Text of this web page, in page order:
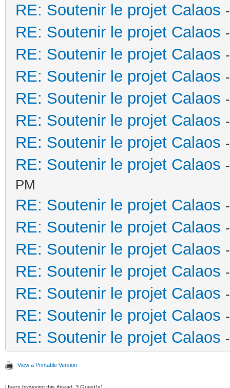
RE: Soutenir le projet Calaos
RE: Soutenir le projet Calaos
RE: Soutenir le projet Calaos
RE: Soutenir le projet Calaos
RE: Soutenir le projet Calaos
RE: Soutenir le projet Calaos
RE: Soutenir le projet Calaos
RE: Soutenir le projet Calaos
PM
RE: Soutenir le projet Calaos
RE: Soutenir le projet Calaos
RE: Soutenir le projet Calaos
RE: Soutenir le projet Calaos
RE: Soutenir le projet Calaos
RE: Soutenir le projet Calaos
RE: Soutenir le projet Calaos
View a Printable Version